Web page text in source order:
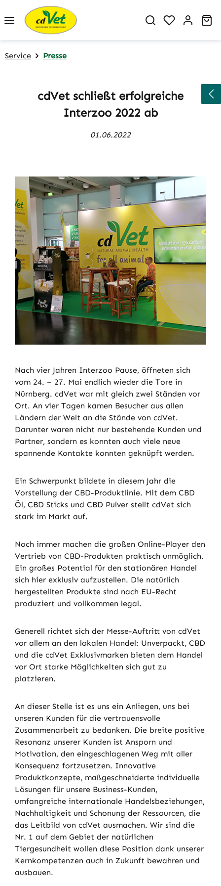
Zum Hauptinhalt springen
Du hast 0
Service Presse
cdVet schließt erfolgreiche
Interzoo 2022 ab
01.06.2022
Nach vier Jahren Interzoo Pause, öffneten sich
vom 24. – 27. Mai endlich wieder die Tore in
Nürnberg. cdVet war mit gleich zwei Ständen vor
Ort. An vier Tagen kamen Besucher aus allen
Ländern der Welt an die Stände von cdVet.
Darunter waren nicht nur bestehende Kunden und
Partner, sondern es konnten auch viele neue
spannende Kontakte konnten geknüpft werden.
Ein Schwerpunkt bildete in diesem Jahr die
Vorstellung der CBD-Produktlinie. Mit dem CBD
Öl, CBD Sticks und CBD Pulver stellt cdVet sich
stark im Markt auf.
Noch immer machen die großen Online-Player den
Vertrieb von CBD-Produkten praktisch unmöglich.
Ein großes Potential für den stationären Handel
sich hier exklusiv aufzustellen. Die natürlich
hergestellten Produkte sind nach EU-Recht
produziert und vollkommen legal.
Generell richtet sich der Messe-Auftritt von cdVet
vor allem an den lokalen Handel: Unverpackt, CBD
und die cdVet Exklusivmarken bieten dem Handel
vor Ort starke Möglichkeiten sich gut zu
platzieren.
An dieser Stelle ist es uns ein Anliegen, uns bei
unseren Kunden für die vertrauensvolle
Zusammenarbeit zu bedanken. Die breite positive
Resonanz unserer Kunden ist Ansporn und
Motivation, den eingeschlagenen Weg mit aller
Konsequenz fortzusetzen. Innovative
Produktkonzepte, maßgeschneiderte individuelle
Lösungen für unsere Business-Kunden,
umfangreiche internationale Handelsbeziehungen,
Nachhaltigkeit und Schonung der Ressourcen, die
das Leitbild von cdVet ausmachen. Wir sind die
Nr. 1 auf dem Gebiet der natürlichen
Tiergesundheit wollen diese Position dank unserer
Kernkompetenzen auch in Zukunft bewahren und
ausbauen.